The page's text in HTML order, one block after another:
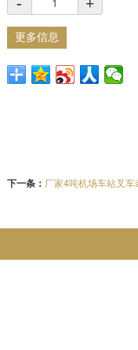
更多信息
下一条： 厂家4吨机场车站叉